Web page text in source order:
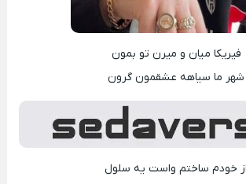
فیریکا میان و میرن تو بمون
شهر ما سیاهه عشقمون گرون
از خودم ساختم واست یه سلول